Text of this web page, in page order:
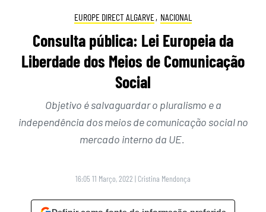
EUROPE DIRECT ALGARVE, NACIONAL
Consulta pública: Lei Europeia da
Liberdade dos Meios de Comunicação
Social
Objetivo é salvaguardar o pluralismo e a
independência dos meios de comunicação social no
mercado interno da UE.
16:05 11 Março, 2022 | Cristina Mendonça